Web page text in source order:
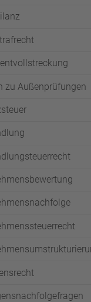
zu Außenprüfungen